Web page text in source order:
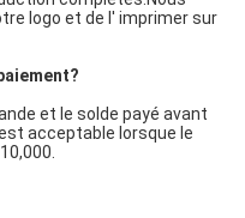
logo et de l' imprimer sur
et le solde payé avant
acceptable lorsque le